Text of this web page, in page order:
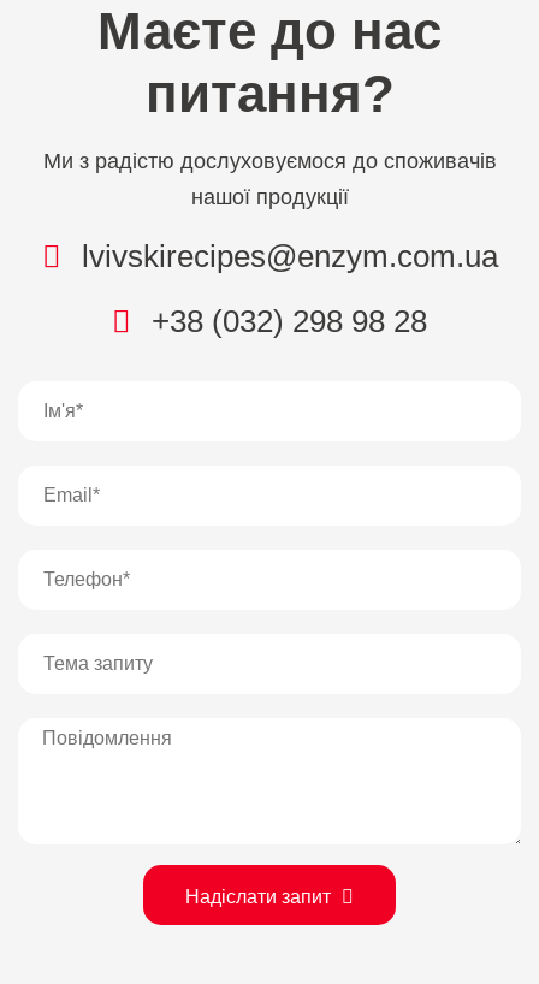
Маєте до нас
питання?
Ми з радістю дослуховуємося до споживачів
нашої продукції
lvivskirecipes@enzym.com.ua
+38 (032) 298 98 28
Надіслати запит